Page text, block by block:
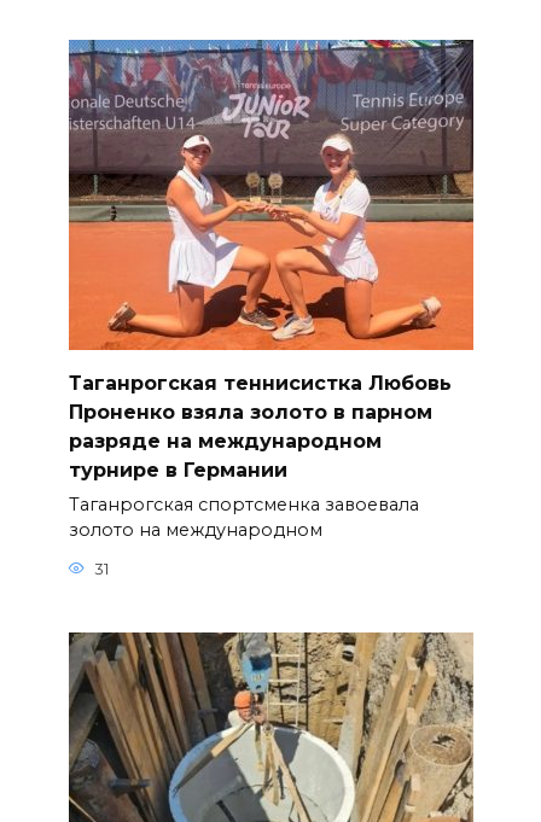
Таганрогская теннисистка Любовь
Проненко взяла золото в парном
разряде на международном
турнире в Германии
Таганрогская спортсменка завоевала
золото на международном
31